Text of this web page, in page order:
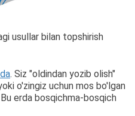
usullar bilan topshirish
. Siz "oldindan yozib olish"
o'zingiz uchun mos bo'lgan
erda bosqichma-bosqich